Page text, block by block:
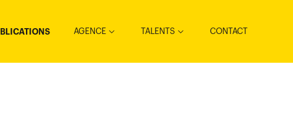
AGENCE TALENTS CONTACT